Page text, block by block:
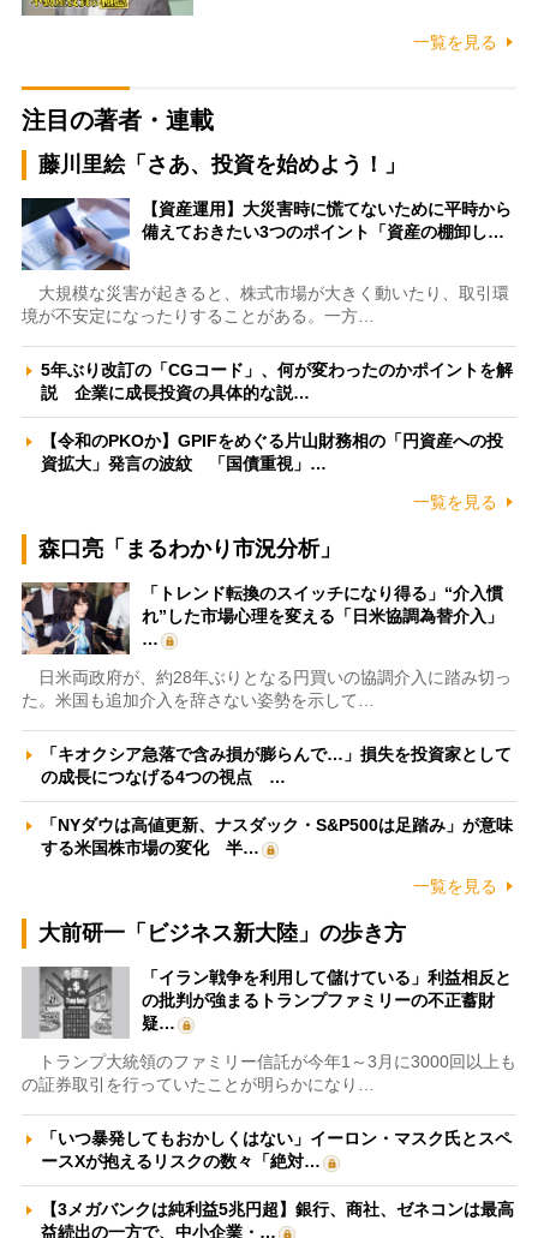
一覧を見る
注目の著者・連載
藤川里絵「さあ、投資を始めよう！」
【資産運用】大災害時に慌てないために平時から
備えておきたい3つのポイント「資産の棚卸し…
大規模な災害が起きると、株式市場が大きく動いたり、取引環
境が不安定になったりすることがある。一方…
5年ぶり改訂の「CGコード」、何が変わったのかポイントを解
説 企業に成長投資の具体的な説…
【令和のPKOか】GPIFをめぐる片山財務相の「円資産への投
資拡大」発言の波紋 「国債重視」…
一覧を見る
森口亮「まるわかり市況分析」
「トレンド転換のスイッチになり得る」“介入慣
れ”した市場心理を変える「日米協調為替介入」
…
日米両政府が、約28年ぶりとなる円買いの協調介入に踏み切っ
た。米国も追加介入を辞さない姿勢を示して…
「キオクシア急落で含み損が膨らんで…」損失を投資家として
の成長につなげる4つの視点 …
「NYダウは高値更新、ナスダック・S&P500は足踏み」が意味
する米国株市場の変化 半…
一覧を見る
大前研一「ビジネス新大陸」の歩き方
「イラン戦争を利用して儲けている」利益相反と
の批判が強まるトランプファミリーの不正蓄財
疑…
トランプ大統領のファミリー信託が今年1～3月に3000回以上も
の証券取引を行っていたことが明らかになり…
「いつ暴発してもおかしくはない」イーロン・マスク氏とスペ
ースXが抱えるリスクの数々「絶対…
【3メガバンクは純利益5兆円超】銀行、商社、ゼネコンは最高
益続出の一方で、中小企業・…